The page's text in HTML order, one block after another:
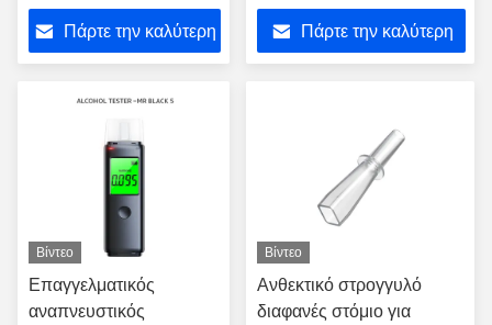
Πάρτε την καλύτερη Πάρτε την καλύτερη
Βίντεο
Επαγγελματικός
αναπνευστικός
Βίντεο
Ανθεκτικό στρογγυλό
διαφανές στόμιο για